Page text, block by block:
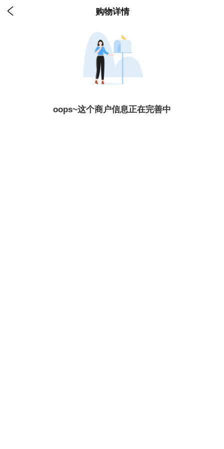
 购物详情
oops~这个商户信息正在完善中